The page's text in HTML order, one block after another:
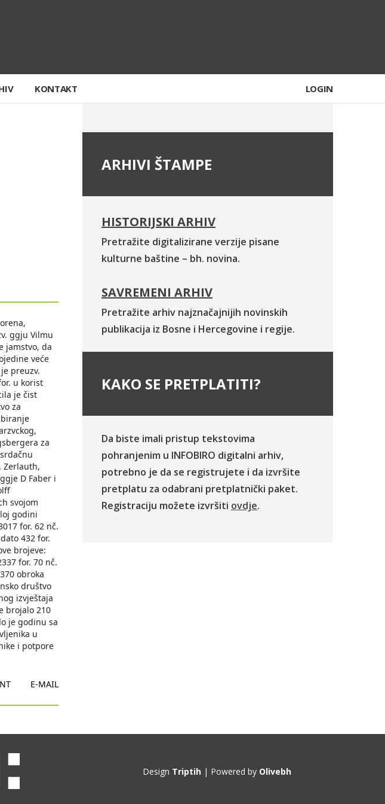
KONTAKT LOGIN
ggju Vilmu
jamstvo, da
veće
preuzv.
u korist
je čist
za
za
Zerlauth,
D Faber i
svojom
godini
for. 62 nč.
432 for.
brojeve:
for. 70 nč.
obroka
društvo
izvještaja
brojalo 210
je godinu sa
u
i potpore
E-MAIL
ARHIVI ŠTAMPE
HISTORIJSKI ARHIV
Pretražite digitalizirane verzije pisane
kulturne baštine – bh. novina.
SAVREMENI ARHIV
Pretražite arhiv najznačajnijih novinskih
publikacija iz Bosne i Hercegovine i regije.
KAKO SE PRETPLATITI?
Da biste imali pristup tekstovima
pohranjenim u INFOBIRO digitalni arhiv,
potrebno je da se registrujete i da izvršite
pretplatu za odabrani pretplatnički paket.
Registraciju možete izvršiti ovdje.
Design Triptih| Powered by Olivebh